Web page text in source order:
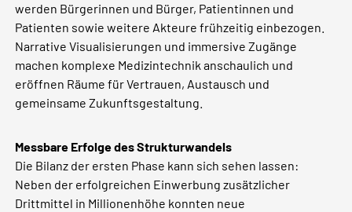
werden Bürgerinnen und Bürger, Patientinnen und
Patienten sowie weitere Akteure frühzeitig einbezogen.
Narrative Visualisierungen und immersive Zugänge
machen komplexe Medizintechnik anschaulich und
eröffnen Räume für Vertrauen, Austausch und
gemeinsame Zukunftsgestaltung.
Messbare Erfolge des Strukturwandels
Die Bilanz der ersten Phase kann sich sehen lassen:
Neben der erfolgreichen Einwerbung zusätzlicher
Drittmittel in Millionenhöhe konnten neue